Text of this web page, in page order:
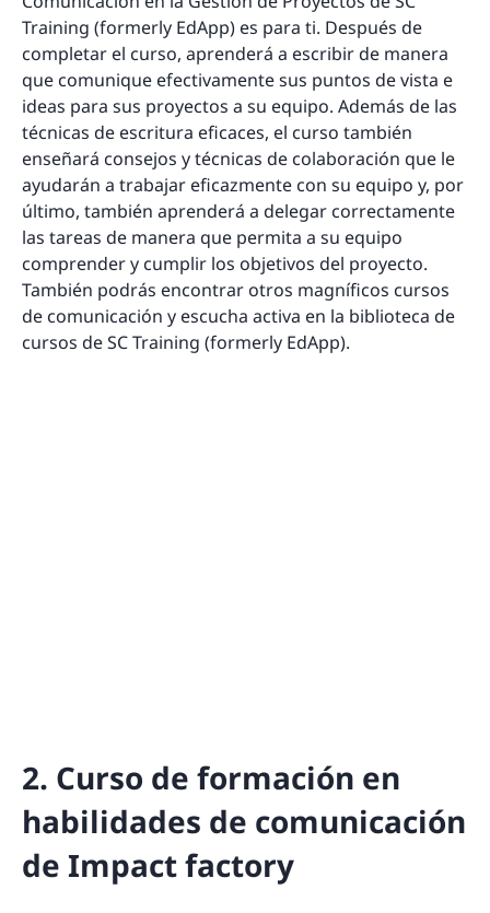
Training (formerly EdApp) es para ti. Después de
completar el curso, aprenderá a escribir de manera
que comunique efectivamente sus puntos de vista e
ideas para sus proyectos a su equipo. Además de las
técnicas de escritura eficaces, el curso también
enseñará consejos y técnicas de colaboración que le
ayudarán a trabajar eficazmente con su equipo y, por
último, también aprenderá a delegar correctamente
las tareas de manera que permita a su equipo
comprender y cumplir los objetivos del proyecto.
También podrás encontrar otros magníficos cursos
de comunicación y escucha activa en la biblioteca de
cursos de SC Training (formerly EdApp).
2. Curso de formación en
habilidades de comunicación
de Impact factory